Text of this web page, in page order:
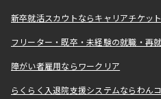
新卒就活スカウトならキャリアチケッ
フリーター・既卒・未経験の就職・再
障がい者雇用ならワークリア
らくらく入退院支援システムならわん